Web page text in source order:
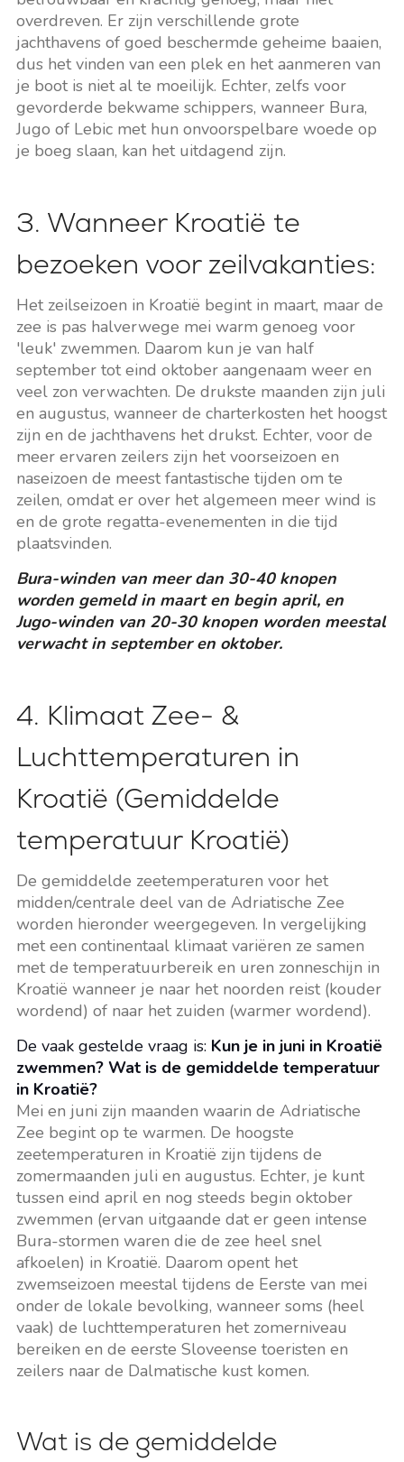
overdreven. Er zijn verschillende grote
jachthavens of goed beschermde geheime baaien,
dus het vinden van een plek en het aanmeren van
je boot is niet al te moeilijk. Echter, zelfs voor
gevorderde bekwame schippers, wanneer Bura,
Jugo of Lebic met hun onvoorspelbare woede op
je boeg slaan, kan het uitdagend zijn.
3. Wanneer Kroatië te
bezoeken voor zeilvakanties:
Het zeilseizoen in Kroatië begint in maart, maar de
zee is pas halverwege mei warm genoeg voor
'leuk' zwemmen. Daarom kun je van half
september tot eind oktober aangenaam weer en
veel zon verwachten. De drukste maanden zijn juli
en augustus, wanneer de charterkosten het hoogst
zijn en de jachthavens het drukst. Echter, voor de
meer ervaren zeilers zijn het voorseizoen en
naseizoen de meest fantastische tijden om te
zeilen, omdat er over het algemeen meer wind is
en de grote regatta-evenementen in die tijd
plaatsvinden.
Bura-winden van meer dan 30-40 knopen
worden gemeld in maart en begin april, en
Jugo-winden van 20-30 knopen worden meestal
verwacht in september en oktober.
4. Klimaat Zee- &
Luchttemperaturen in
Kroatië (Gemiddelde
temperatuur Kroatië)
De gemiddelde zeetemperaturen voor het
midden/centrale deel van de Adriatische Zee
worden hieronder weergegeven. In vergelijking
met een continentaal klimaat variëren ze samen
met de temperatuurbereik en uren zonneschijn in
Kroatië wanneer je naar het noorden reist (kouder
wordend) of naar het zuiden (warmer wordend).
De vaak gestelde vraag is: Kun je in juni in Kroatië
zwemmen? Wat is de gemiddelde temperatuur
in Kroatië?
Mei en juni zijn maanden waarin de Adriatische
Zee begint op te warmen. De hoogste
zeetemperaturen in Kroatië zijn tijdens de
zomermaanden juli en augustus. Echter, je kunt
tussen eind april en nog steeds begin oktober
zwemmen (ervan uitgaande dat er geen intense
Bura-stormen waren die de zee heel snel
afkoelen) in Kroatië. Daarom opent het
zwemseizoen meestal tijdens de Eerste van mei
onder de lokale bevolking, wanneer soms (heel
vaak) de luchttemperaturen het zomerniveau
bereiken en de eerste Sloveense toeristen en
zeilers naar de Dalmatische kust komen.
Wat is de gemiddelde